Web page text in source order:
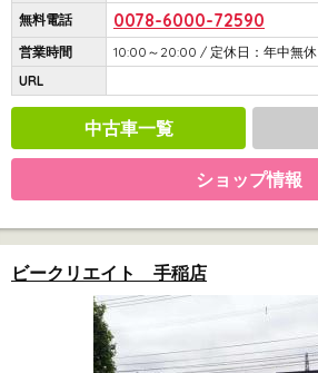
無料電話
0078-6000-72590
営業時間
10:00～20:00 / 定休日：年中無休
URL
中古車一覧
ショップ情報
ビークリエイト 手稲店